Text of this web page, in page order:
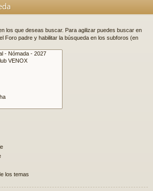
los que deseas buscar. Para agilizar puedes buscar en
Foro padre y habilitar la búsqueda en los subforos (en
los temas